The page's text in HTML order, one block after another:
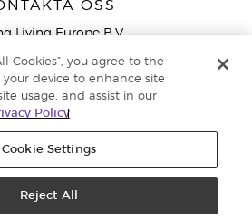
OSS
Living Europe B.V.
AJ Groningen
Nederländerna
lokalsamtal (ej från
020 793400
Sekretess
Cookies”, you agree to the
device to enhance site
usage, and assist in our
Policy
Cookie Settings
Reject All